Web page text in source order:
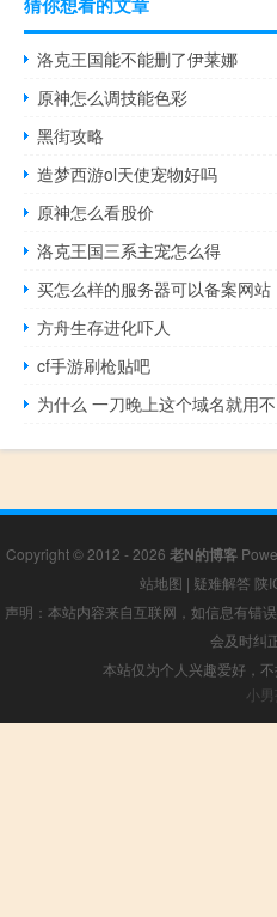
洛克王国能不能删了伊莱娜
原神怎么调技能色彩
黑街攻略
造梦西游ol天使宠物好吗
原神怎么看股价
洛克王国三系主宠怎么得
买怎么样的服务器可以备案网站
方舟生存进化吓人
cf手游刷枪贴吧
为什么 一刀晚上这个域名就用
Copyright © 2012 - 2026 老N的博客
站地图 | 疑难解答 陕
声明：本站内容来自互联网，如信息有错
会及时纠
本站仅为个人兴趣爱好，
小男